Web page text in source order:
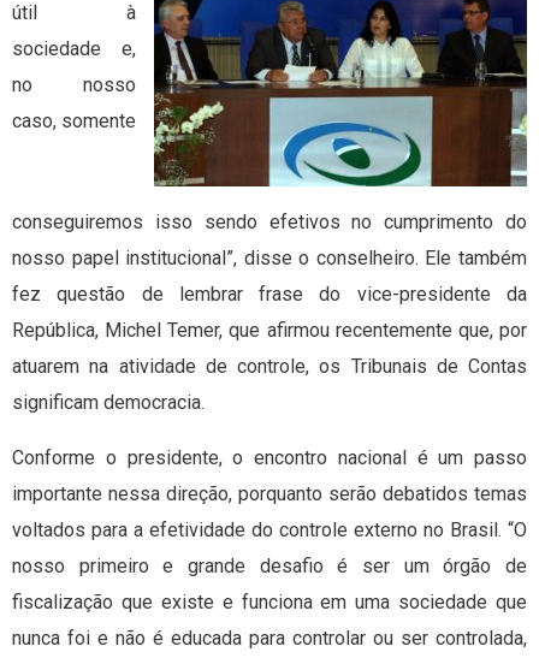
útil à
sociedade e,
no nosso
caso, somente
conseguiremos isso sendo efetivos no cumprimento do
nosso papel institucional”, disse o conselheiro. Ele também
fez questão de lembrar frase do vice-presidente da
República, Michel Temer, que afirmou recentemente que, por
atuarem na atividade de controle, os Tribunais de Contas
significam democracia.
Conforme o presidente, o encontro nacional é um passo
importante nessa direção, porquanto serão debatidos temas
voltados para a efetividade do controle externo no Brasil. “O
nosso primeiro e grande desafio é ser um órgão de
fiscalização que existe e funciona em uma sociedade que
nunca foi e não é educada para controlar ou ser controlada,